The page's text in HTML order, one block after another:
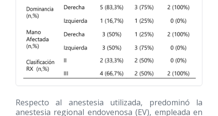
Respecto al anestesia utilizada, predominó la
anestesia regional endovenosa (EV), empleada en